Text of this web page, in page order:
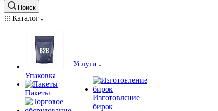
Поиск
Каталог
Упаковка
Пакеты
Услуги
Изготовление
бирок